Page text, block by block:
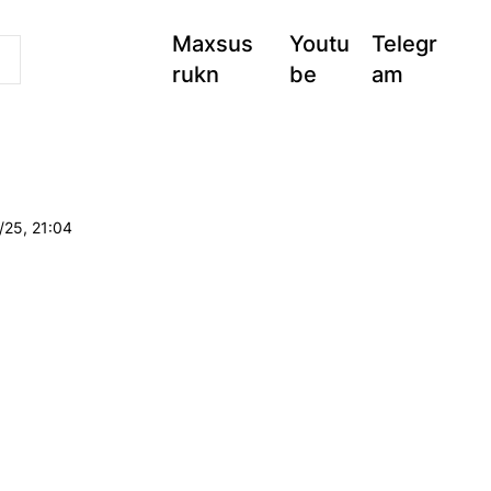
Maxsus
rukn
Telegr
am
Youtu
be
21:04